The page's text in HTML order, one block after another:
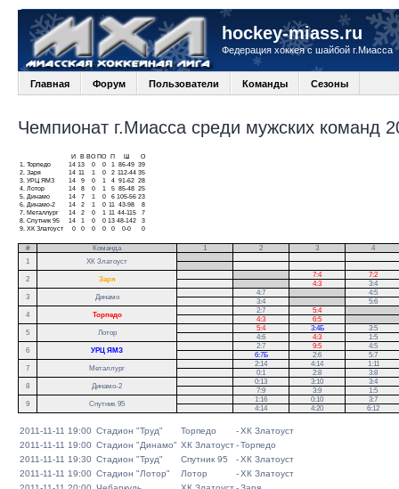
hockey-miass.ru
Федерация хоккея с шайбой г.Миасса
Главная Форум Пользователи Команды Сезоны
Чемпионат г.Миасса среди мужских команд
И В ВО ПО П
О
1.
Торпедо 14 13 0 0 1 86-49 39
2. Заря 14 11 1 0 2 112-44 35
3. УРЦ ЯМЗ 14 9 0 1 4 91-62 28
4. Лотор 14 8 0 1 5 85-48 25
5.
Динамо 14 7 1 0 6 105-56 23
6.
Динамо-2 14 2 1 0 11 43-98
8
7.
Металлург 14 2 0 1 11 44-115
7
8. Спутник 95 14 1 0 0 13 48-142
3
9. ХК Златоуст 0 0 0 0 0 0-0 0
# Команда 1 2 3
4
1
ХК Златоуст
2
Заря
7:4
7:2
4:3
3:4
3
Динамо
4:7
4:5
3:4
5:6
4
Торпедо
2:7 5:4
4:3
6:5
5
Лотор
5:4 3:4Б
3:5
4:6
4:3
1:5
6
УРЦ ЯМЗ
2:7 9:5
4:5
6:7Б
2:6
5:7
7
Металлург
2:14 4:14
1:11
0:1
2:8
3:8
8
Динамо-2
0:13 3:10
3:4
7:9
3:9
1:5
9
Спутник 95
1:16 0:10
3:7
4:14
4:20 6:12
2011-11-11 19:00 Стадион "Труд" Торпедо -ХК Златоуст
2011-11-11 19:00 Стадион "Динамо" ХК Златоуст-Торпедо
2011-11-11 19:30 Стадион "Труд" Спутник 95 -ХК Златоуст
2011-11-11 19:00 Стадион "Лотор" Лотор -ХК Златоуст